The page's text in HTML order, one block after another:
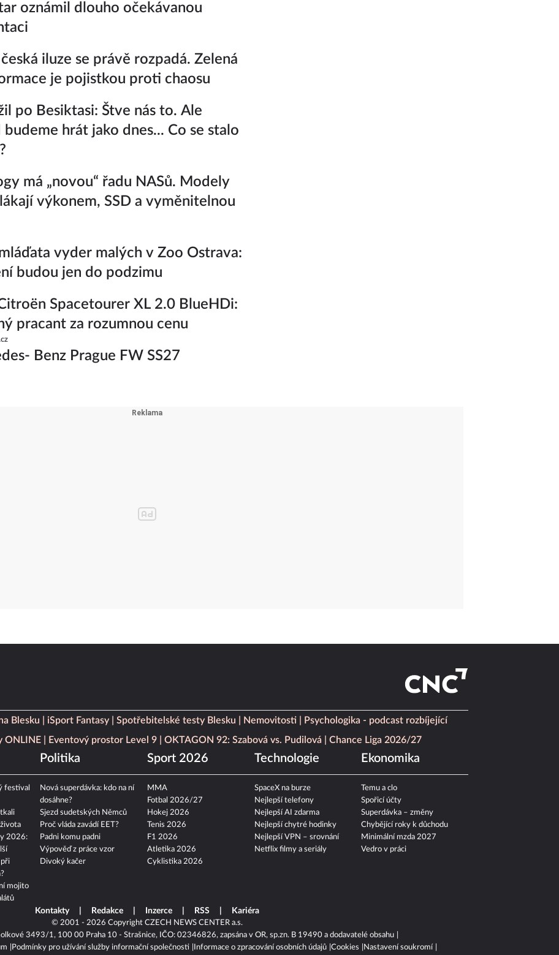
oznámil dlouho očekávanou
iluze se právě rozpadá. Zelená
je pojistkou proti chaosu
po Besiktasi: Štve nás to. Ale
budeme hrát jako dnes... Co se stalo
má „novou“ řadu NASů. Modely
výkonem, SSD a vyměnitelnou
vyder malých v Zoo Ostrava:
budou jen do podzimu
Spacetourer XL 2.0 BlueHDi:
pracant za rozumnou cenu
Benz Prague FW SS27
Blesku iSport Fantasy Spotřebitelské testy Blesku Nemovitosti
Psychologika - podcast rozbíjející
ONLINE Eventový prostor Level 9 OKTAGON 92: Szabová vs. Pudilová Chance Liga 2026/27
festival
2026:
mojito
Politika
Nová superdávka: kdo na ní
dosáhne?
Sjezd sudetských Němců
Proč vláda zavádí EET?
Padni komu padni
Výpověď z práce vzor
Divoký kačer
Sport 2026
MMA
Fotbal 2026/27
Hokej 2026
Tenis 2026
F1 2026
Atletika 2026
Cyklistika 2026
Technologie
SpaceX na burze
Nejlepší telefony
Nejlepší AI zdarma
Nejlepší chytré hodinky
Nejlepší VPN – srovnání
Netflix filmy a seriály
Ekonomika
Temu a clo
Spořicí účty
Superdávka – změny
Chybějící roky k důchodu
Minimální mzda 2027
Vedro v práci
Kontakty Redakce Inzerce RSS Kariéra
© 2001 - 2026 Copyright CZECH NEWS CENTER a.s.
3493/1, 100 00 Praha 10 - Strašnice, IČO: 02346826, zapsána v OR, sp.zn. B 19490 a dodavatelé obsahu
Podmínky pro užívání služby informační společnosti Informace o zpracování osobních údajů Cookies Nastavení soukromí